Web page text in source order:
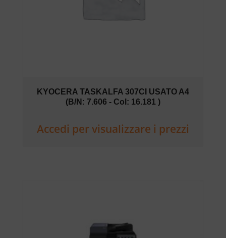
KYOCERA TASKALFA 307CI USATO A4
(B/N: 7.606 - Col: 16.181 )
Accedi per visualizzare i prezzi